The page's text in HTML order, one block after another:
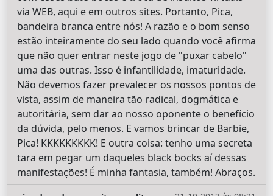
via WEB, aqui e em outros sites. Portanto, Pica,
bandeira branca entre nós! A razão e o bom senso
estão inteiramente do seu lado quando você afirma
que não quer entrar neste jogo de "puxar cabelo"
uma das outras. Isso é infantilidade, imaturidade.
Não devemos fazer prevalecer os nossos pontos de
vista, assim de maneira tão radical, dogmática e
autoritária, sem dar ao nosso oponente o benefício
da dúvida, pelo menos. E vamos brincar de Barbie,
Pica! KKKKKKKKK! E outra coisa: tenho uma secreta
tara em pegar um daqueles black bocks aí dessas
manifestações! É minha fantasia, também! Abraços.